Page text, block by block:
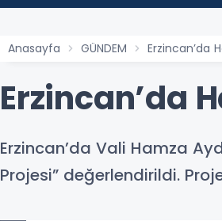
Anasayfa GÜNDEM Erzincan’da
Erzincan’da
Erzincan’da Vali Hamza
Projesi” değerlendirildi.